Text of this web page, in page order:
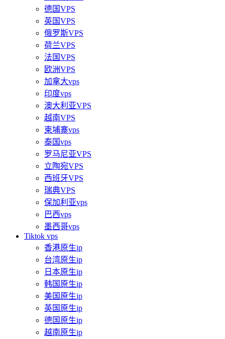
德国VPS
英国VPS
俄罗斯VPS
荷兰VPS
法国VPS
欧洲VPS
加拿大vps
印度vps
澳大利亚VPS
越南VPS
柬埔寨vps
泰国vps
罗马尼亚VPS
立陶宛VPS
西班牙VPS
瑞典VPS
保加利亚vps
巴西vps
墨西哥vps
Tiktok vps
香港原生ip
台湾原生ip
日本原生ip
韩国原生ip
美国原生ip
英国原生ip
德国原生ip
越南原生ip